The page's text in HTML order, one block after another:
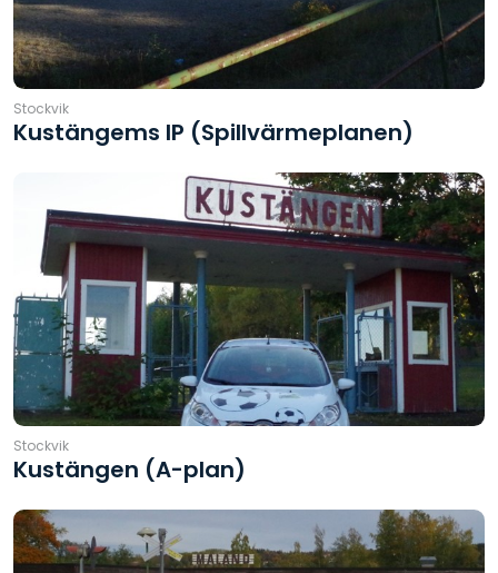
Stockvik
Kustängems IP (Spillvärmeplanen)
Stockvik
Kustängen (A-plan)